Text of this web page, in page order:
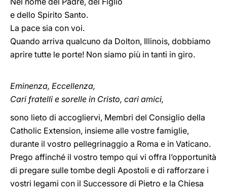
e dello Spirito Santo.
La pace sia con voi.
Quando arriva qualcuno da Dolton, Illinois, dobbiamo
aprire tutte le porte! Non siamo più in tanti in giro.
Eminenza, Eccellenza,
Cari fratelli e sorelle in Cristo, cari amici,
sono lieto di accogliervi, Membri del Consiglio della
Catholic Extension, insieme alle vostre famiglie,
durante il vostro pellegrinaggio a Roma e in Vaticano.
Prego affinché il vostro tempo qui vi offra l’opportunità
di pregare sulle tombe degli Apostoli e di rafforzare i
vostri legami con il Successore di Pietro e la Chiesa